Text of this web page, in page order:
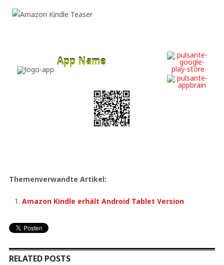
App Name
Themenverwandte Artikel:
Amazon Kindle erhält Android Tablet Version
RELATED POSTS